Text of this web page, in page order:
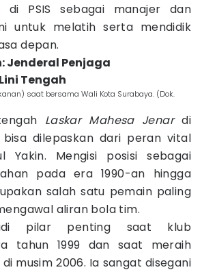
di PSIS sebagai manajer dan
untuk melatih serta mendidik
depan.
Jenderal Penjaga
Tengah
saat bersama Wali Kota Surabaya. (Dok.
Laskar Mahesa Jenardi
dilepaskan dari peran vital
Yakin. Mengisi posisi sebagai
pada era 1990-an hingga
salah satu pemain paling
aliran bola tim.
pilar penting saat klub
tahun 1999 dan saat meraih
di musim 2006. Ia sangat disegani